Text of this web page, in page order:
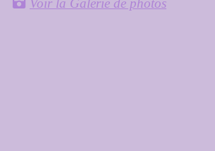
 Voir la Galerie de photos